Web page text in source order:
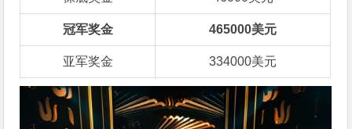
冠军奖金 465000美元
亚军奖金 334000美元